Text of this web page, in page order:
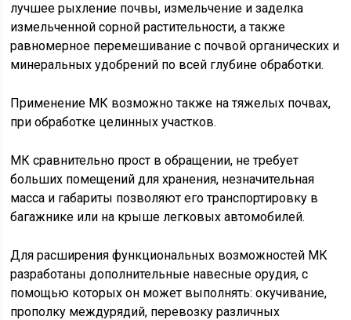
лучшее рыхление почвы, измельчение и заделка
измельченной сорной растительности, а также
равномерное перемешивание с почвой органических и
минеральных удобрений по всей глубине обработки.
Применение МК возможно также на тяжелых почвах,
при обработке целинных участков.
МК сравнительно прост в обращении, не требует
больших помещений для хранения, незначительная
масса и габариты позволяют его транспортировку в
багажнике или на крыше легковых автомобилей.
Для расширения функциональных возможностей МК
разработаны дополнительные навесные орудия, с
помощью которых он может выполнять: окучивание,
прополку междурядий, перевозку различных